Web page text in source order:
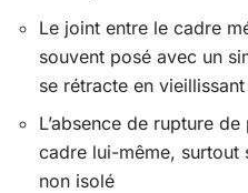
Le joint entre le cadre
souvent posé avec un
se rétracte en vieillissant
L’absence de rupture
cadre lui-même, surtout
non isolé